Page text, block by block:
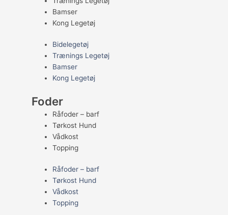
Bamser
Kong Legetøj
Bidelegetøj
Trænings Legetøj
Bamser
Kong Legetøj
Foder
Råfoder – barf
Tørkost Hund
Vådkost
Topping
Råfoder – barf
Tørkost Hund
Vådkost
Topping